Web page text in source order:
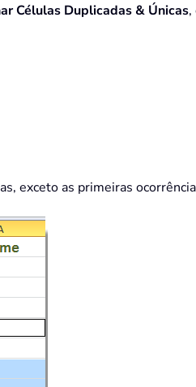
Células Duplicadas & Únicas,
exceto as primeiras